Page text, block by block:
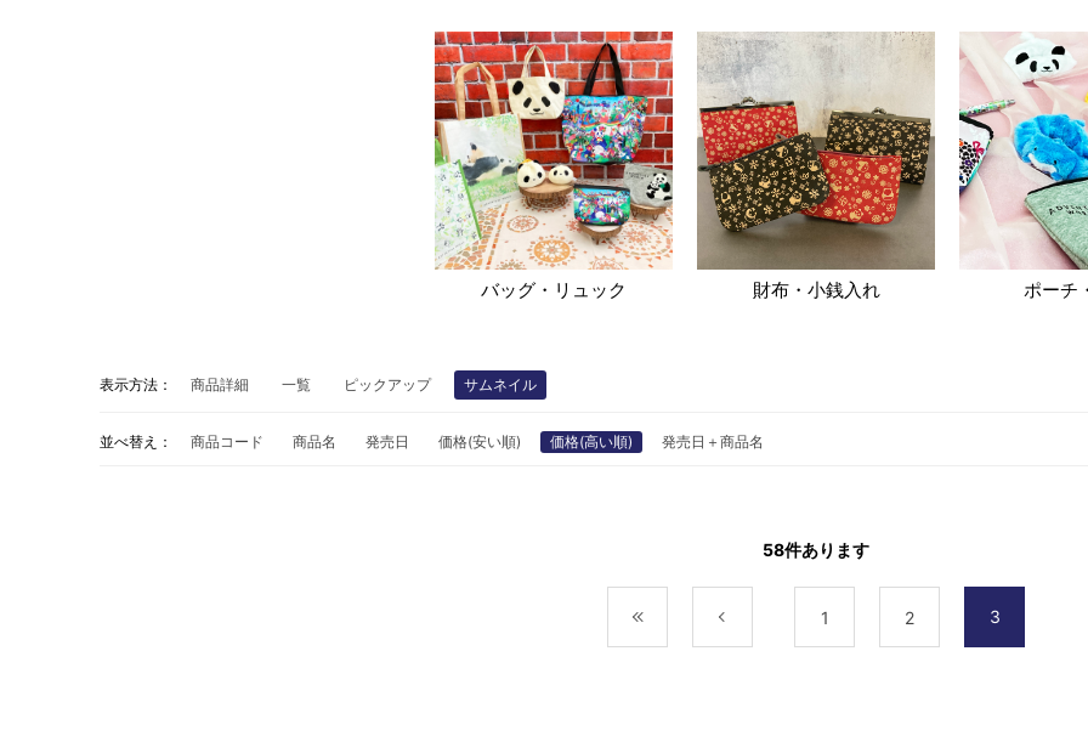
バッグ・リュック 財布・小銭入れ ポーチ
表示方法： 商品詳細 一覧 ピックアップ サムネイル
並べ替え： 商品コード 商品名 発売日 価格(安い順) 価格(高い順) 発売日＋商品名
58件あります
1 2 3